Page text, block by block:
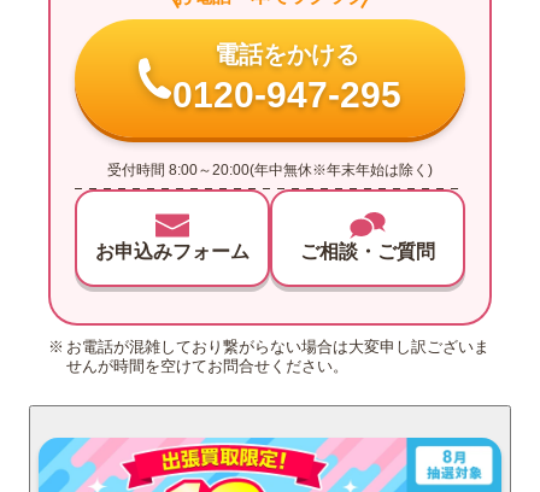
電話をかける
0120-947-295
受付時間 8:00～20:00(年中無休※年末年始は除く)
お申込みフォーム ご相談・ご質問
お電話が混雑しており繋がらない場合は大変申し訳ございま
せんが時間を空けてお問合せください。